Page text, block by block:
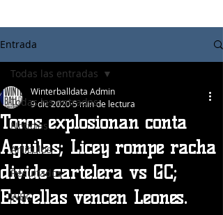
Entrada
Todas las entradas
Noticias
Articulos
Resultados
WBC
Todas las entradas
Toros explosionan conta
Aguilas; Licey rompe racha
divide cartelera vs GC;
Estrellas vencen Leones.
Winterballdata Admin
9 dic 20205 min de lectura